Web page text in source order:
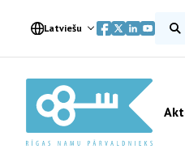
Latviešu